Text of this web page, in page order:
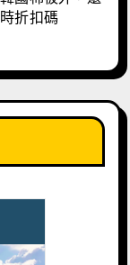
折扣碼